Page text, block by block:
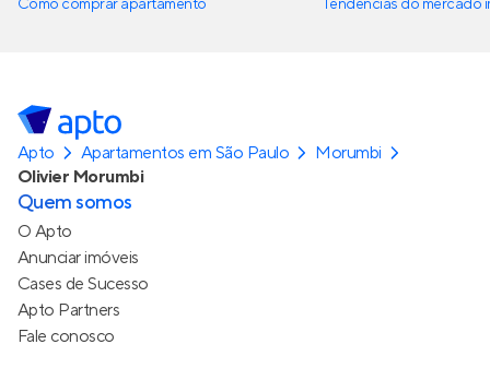
Como comprar apartamento
Tendências do mercado
Apto Apartamentos em São Paulo
Morumbi
Olivier Morumbi
Quem somos
O Apto
Anunciar imóveis
Cases de Sucesso
Apto Partners
Fale conosco